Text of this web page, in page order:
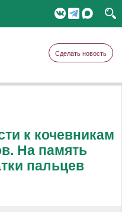
Сделать новость
к кочевникам
На память
пальцев